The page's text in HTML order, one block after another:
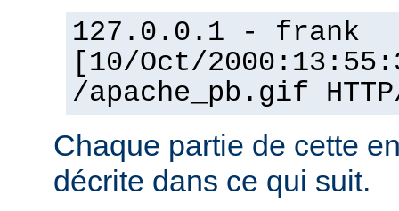
127.0.0.1 - frank
[10/Oct/
/apache_pb.gif
Chaque partie de cette
décrite dans ce qui suit.